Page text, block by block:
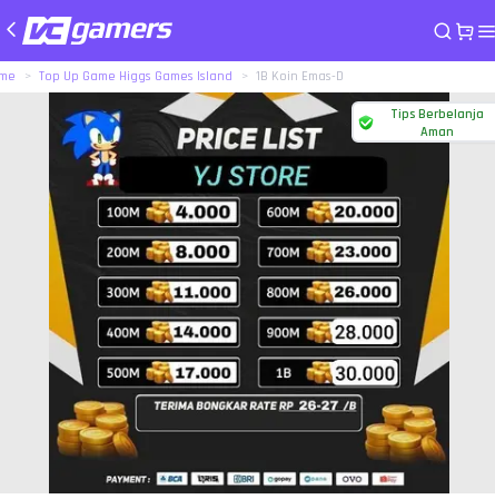
Top Up Game Higgs Games Island 1B Koin Emas-D
Tips Berbelanja
Aman